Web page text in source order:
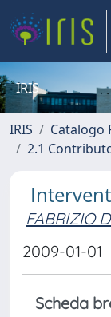
IRIS
IRIS Catalogo
2.1
FABRIZIO
2009-01-01
Scheda